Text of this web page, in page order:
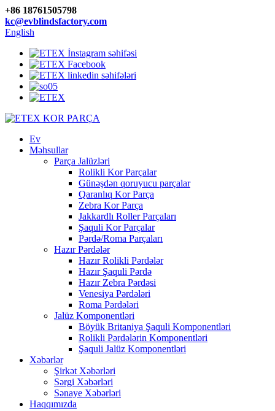
+86 18761505798
kc@evblindsfactory.com
English
Ev
Məhsullar
Parça Jalüzləri
Rolikli Kor Parçalar
Günəşdən qoruyucu parçalar
Qaranlıq Kor Parça
Zebra Kor Parça
Jakkardlı Roller Parçaları
Şaquli Kor Parçalar
Pərdə/Roma Parçaları
Hazır Pərdələr
Hazır Rolikli Pərdələr
Hazır Şaquli Pərdə
Hazır Zebra Pərdəsi
Venesiya Pərdələri
Roma Pərdələri
Jalüz Komponentləri
Böyük Britaniya Şaquli Komponentləri
Rolikli Pərdələrin Komponentləri
Şaquli Jalüz Komponentləri
Xəbərlər
Şirkət Xəbərləri
Sərgi Xəbərləri
Sənaye Xəbərləri
Haqqımızda